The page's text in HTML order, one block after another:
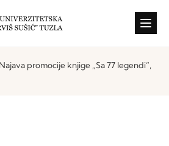
Najava promocije knjige „Sa 77 legendi“,